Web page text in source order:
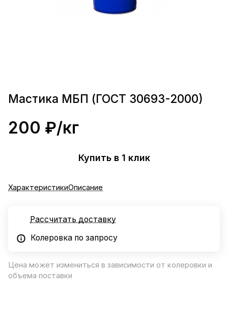
Мастика МБП (ГОСТ 30693-2000)
200 ₽/кг
Купить в 1 клик
ХарактеристикиОписание
Рассчитать доставку
Колеровка по запросу
Цена может измениться в зависимости от колеровки и
объема поставки